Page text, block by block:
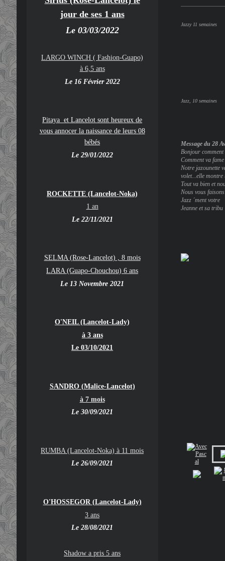
Jazzy 11 semaines
Jazz, 10 semaines
Message du 28
Bonjour comment
Comment va
Notre jazounette
volet...elle
Tout va bien et
Nous vous
Jazz ´ment votre
Jeanne et sa tribu
jour de ses 1 ans
Le 03/03/2022
LARGO WINCH ( Fashion-Guapo)
à 6,5 ans
Le 16 Février 2022
Pitaya et Lancelot sont heureux de
vous annocer la naissance de leurs 08
bébés
Le 29/01/2022
ROCKETTE (Lancelot-Noka)
1 an
Le 22/11/2021
SELMA (Rose-Lancelot) , 8 mois
LARA (Guapo-Chouchou) 6 ans
Le 13 Novembre 2021
O'NEIL (Lancelot-Lady)
à 3 ans
Le 03/10/2021
SANDRO (Malice-Lancelot)
à 7 mois
Le 30/09/2021
RUMBA (Lancelot-Noka) à 11 mois
Le 26/09/2021
O'HOSSEGOR (Lancelot-Lady)
3 ans
Le 28/08/2021
Shadow a pris 5 ans